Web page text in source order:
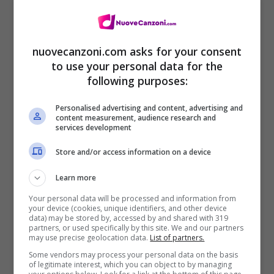
Tracklist Banda Larga – Musica Nuda
Aria C’è 3:07
Des Ronds Dans L’eau 2:42
Preludio (Qui tra poco pioverà) 1:17
nuovecanzoni.com asks for your consent
to use your personal data for the
following purposes:
Personalised advertising and content, advertising and
content measurement, audience research and
services development
Store and/or access information on a device
Learn more
Your personal data will be processed and information from
your device (cookies, unique identifiers, and other device
data) may be stored by, accessed by and shared with 319
partners, or used specifically by this site. We and our partners
may use precise geolocation data. List of partners.
Some vendors may process your personal data on the basis
of legitimate interest, which you can object to by managing